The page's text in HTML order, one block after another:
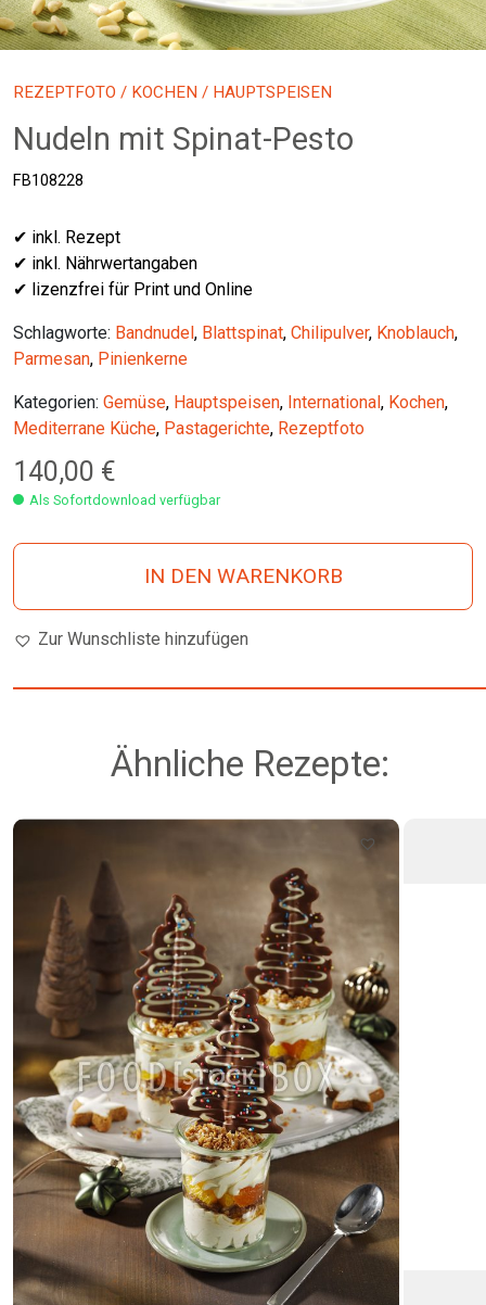
REZEPTFOTO / KOCHEN / HAUPTSPEISEN
Nudeln mit Spinat-Pesto
FB108228
✔ inkl. Rezept
✔ inkl. Nährwertangaben
✔ lizenzfrei für Print und Online
Schlagworte: Bandnudel , Blattspinat, Chilipulver, Knoblauch,
Parmesan, Pinienkerne
Kategorien: Gemüse, Hauptspeisen, International , Kochen,
Mediterrane Küche, Pastagerichte, Rezeptfoto
140,00 €
Als Sofortdownload verfügbar
IN DEN WARENKORB
Zur Wunschliste hinzufügen
Ähnliche Rezepte: